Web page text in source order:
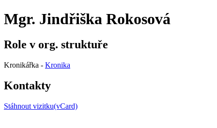
Mgr. Jindřiška Rokosová
Role v org. struktuře
Kronikářka - Kronika
Kontakty
Stáhnout vizitku(vCard)